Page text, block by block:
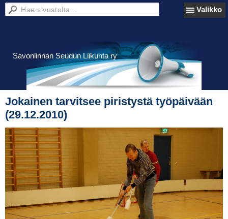
Valikko
Savonlinnan Seudun Liikunta ry
Jokainen tarvitsee piristystä työpäivään
(29.12.2010)